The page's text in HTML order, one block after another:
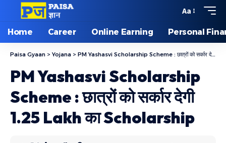
Aa
Home Career Online Earning Personal
Paisa Gyaan > Yojana > PM Yashasvi Scholarship Scheme : छात्रों को सर्कार देगी 1.25 Lakh का Scholarship
PM Yashasvi Scholarship
Scheme : छात्रों को सर्कार देगी
1.25 Lakh का Scholarship